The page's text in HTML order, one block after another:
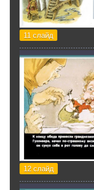
11 слайд
12 слайд